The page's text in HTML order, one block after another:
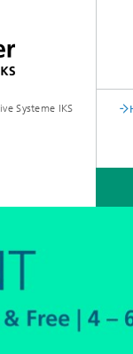
Systeme IKS